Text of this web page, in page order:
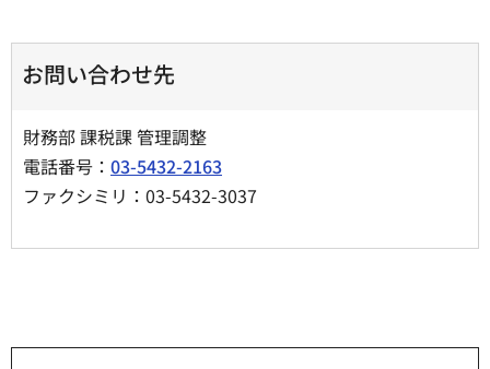
お問い合わせ先
財務部 課税課 管理調整
電話番号： 03-5432-2163
ファクシミリ：03-5432-3037